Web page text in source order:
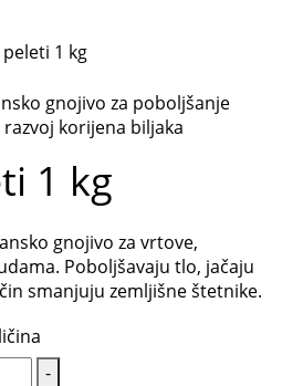
1 kg
1 kg
gnojivo za vrtove,
Poboljšavaju tlo, jačaju
smanjuju zemljišne štetnike.
-